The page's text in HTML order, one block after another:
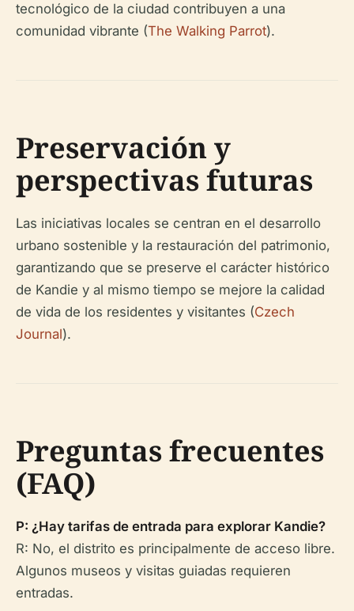
tecnológico de la ciudad contribuyen a una
comunidad vibrante (The Walking Parrot).
Preservación y
perspectivas futuras
Las iniciativas locales se centran en el desarrollo
urbano sostenible y la restauración del patrimonio,
garantizando que se preserve el carácter histórico
de Kandie y al mismo tiempo se mejore la calidad
de vida de los residentes y visitantes (Czech
Journal).
Preguntas frecuentes
(FAQ)
P: ¿Hay tarifas de entrada para explorar Kandie?
R: No, el distrito es principalmente de acceso libre.
Algunos museos y visitas guiadas requieren
entradas.